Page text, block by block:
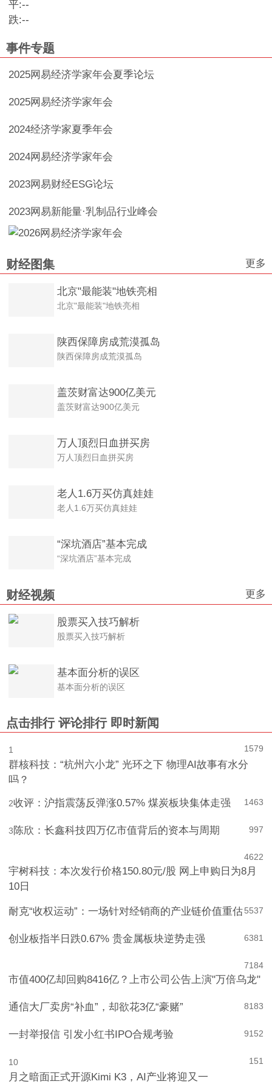
平:--
跌:--
事件专题
2025网易经济学家年会夏季论坛
2025网易经济学家年会
2024经济学家夏季年会
2024网易经济学家年会
2023网易财经ESG论坛
2023网易新能量·乳制品行业峰会
财经图集 更多
北京"最能装"地铁亮相
北京"最能装"地铁亮相
陕西保障房成荒漠孤岛
陕西保障房成荒漠孤岛
盖茨财富达900亿美元
盖茨财富达900亿美元
万人顶烈日血拼买房
万人顶烈日血拼买房
老人1.6万买仿真娃娃
老人1.6万买仿真娃娃
“深坑酒店”基本完成
“深坑酒店”基本完成
财经视频 更多
股票买入技巧解析
股票买入技巧解析
基本面分析的误区
基本面分析的误区
点击排行 评论排行 即时新闻
1579
1
群核科技：“杭州六小龙” 光环之下 物理AI故事有水分
吗？
1463
2收评：沪指震荡反弹涨0.57% 煤炭板块集体走强
997
3 陈欣：长鑫科技四万亿市值背后的资本与周期
622
4
宇树科技：本次发行价格150.80元/股 网上申购日为8月
10日
537
5
耐克“收权运动”：一场针对经销商的产业链价值重估
381
6
创业板指半日跌0.67% 贵金属板块逆势走强
184
7
市值400亿却回购8416亿？上市公司公告上演"万倍乌龙"
183
8
通信大厂卖房“补血”，却欲花3亿“豪赌”
152
9
一封举报信 引发小红书IPO合规考验
151
10
月之暗面正式开源Kimi K3，AI产业将迎又一